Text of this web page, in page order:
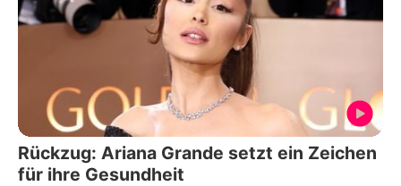
Rückzug: Ariana Grande setzt ein Zeichen
für ihre Gesundheit